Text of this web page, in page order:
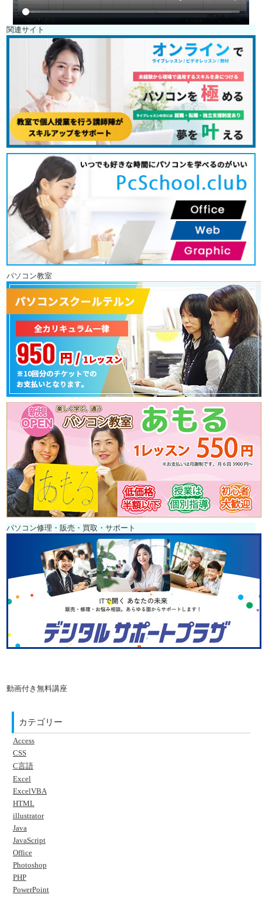
関連サイト
パソコン教室
パソコン修理・販売・買取・サポート
動画付き無料講座
カテゴリー
Access
CSS
C言語
Excel
ExcelVBA
HTML
illustrator
Java
JavaScript
Office
Photoshop
PHP
PowerPoint